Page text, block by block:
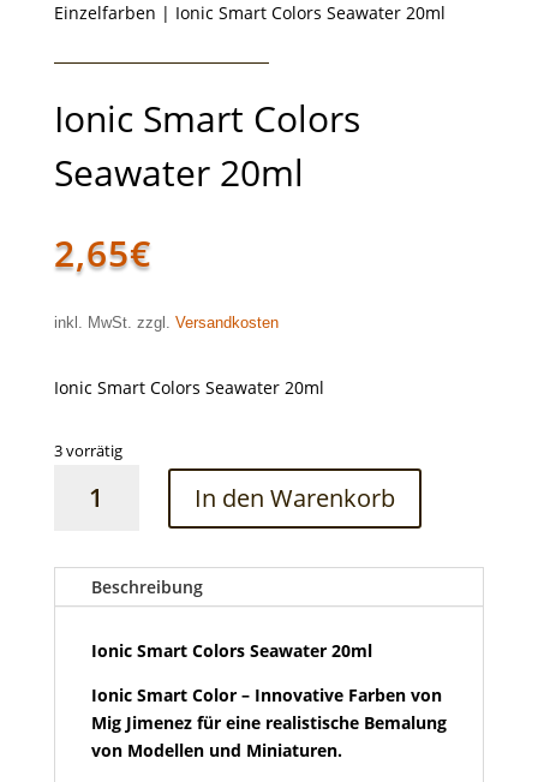
Einzelfarben | Ionic Smart Colors Seawater 20ml
Ionic Smart Colors
Seawater 20ml
2,65€
inkl. MwSt. zzgl. Versandkosten
Ionic Smart Colors Seawater 20ml
3 vorrätig
Smart
20ml
In den Warenkorb
Beschreibung
Ionic Smart Colors Seawater 20ml
Ionic Smart Color – Innovative Farben von
Mig Jimenez für eine realistische Bemalung
von Modellen und Miniaturen.